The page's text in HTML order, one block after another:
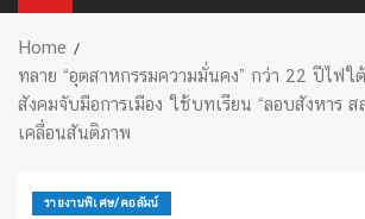
Home
ทลาย “อุตสาหกรรมความมั่นคง” กว่า 22 ปีไฟใ
สังคมจับมือการเมือง ใช้บทเรียน “ลอบสังหาร
เคลื่อนสันติภาพ
รายงานพิเศษ/คอลัมน์